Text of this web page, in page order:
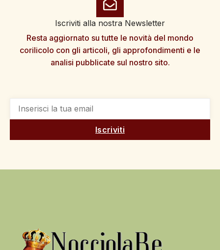
Iscriviti alla nostra Newsletter
Resta aggiornato su tutte le novità del mondo
corilicolo con gli articoli, gli approfondimenti e le
analisi pubblicate sul nostro sito.
Iscriviti